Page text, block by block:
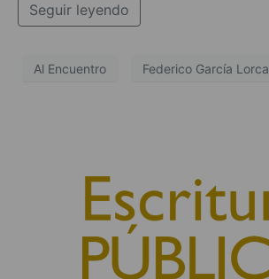
Seguir leyendo
Al Encuentro Federico García Lorca